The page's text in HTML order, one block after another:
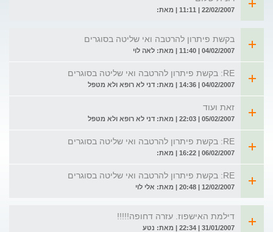
22/02/2007 | 11:11 | מאת:
בקשת פיתרון להרטבה ואי שליטה בסוגרים
04/02/2007 | 11:40 | מאת: לאה לוי
RE: בקשת פיתרון להרטבה ואי שליטה בסוגרים
04/02/2007 | 14:36 | מאת: דני לא רופא ולא מטפל
זאת ועוד
05/02/2007 | 22:03 | מאת: דני לא רופא ולא מטפל
RE: בקשת פיתרון להרטבה ואי שליטה בסוגרים
06/02/2007 | 16:22 | מאת:
RE: בקשת פיתרון להרטבה ואי שליטה בסוגרים
12/02/2007 | 20:48 | מאת: אלי לוי
דילמת האישפוז. עזרה דחופה!!!!!
31/01/2007 | 22:34 | מאת: נטע